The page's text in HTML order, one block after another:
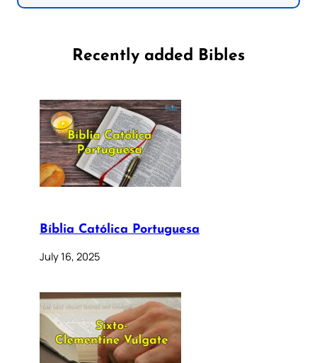
Recently added Bibles
Bíblia Católica Portuguesa
July 16, 2025